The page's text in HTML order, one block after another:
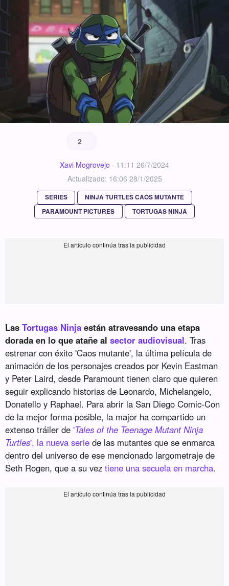
2
Xavi Mogrovejo · 11:11 26/7/2024
Actualizado: 16:06 28/1/2025
SERIES
NINJA TURTLES CAOS MUTANTE
PARAMOUNT PICTURES
TORTUGAS NINJA
LasTortugas Ninja están atravesando una etapa
dorada en lo que atañe alsector audiovisual. Tras
estrenar con éxito 'Caos mutante', la última película de
animación de los personajes creados por Kevin Eastman
y Peter Laird, desde Paramount tienen claro que quieren
seguir explicando historias de Leonardo, Michelangelo,
Donatello y Raphael. Para abrir la San Diego Comic-Con
de la mejor forma posible, la major ha compartido un
extenso tráiler de'Tales of the Teenage Mutant Ninja
Turtles', la nueva serie de las mutantes que se enmarca
dentro del universo de ese mencionado largometraje de
Seth Rogen, que a su veztiene una secuela en marcha.